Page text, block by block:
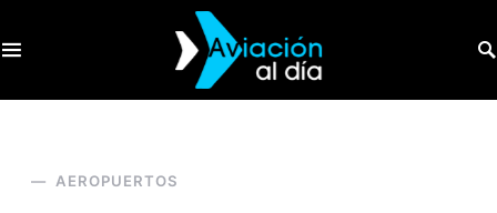
AEROPUERTOS